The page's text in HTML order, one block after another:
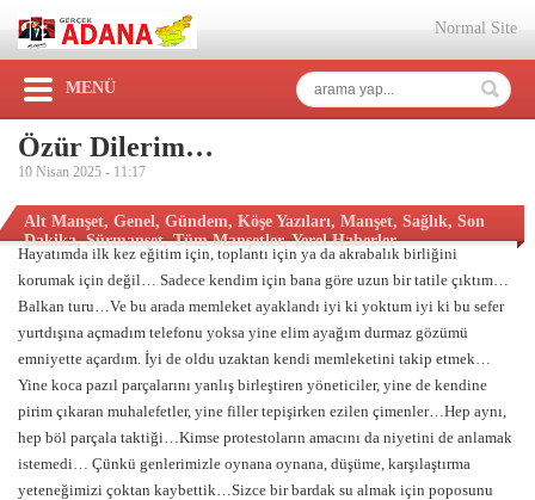
Normal Site
MENÜ
Özür Dilerim…
10 Nisan 2025 - 11:17
Alt Manşet, Genel, Gündem, Köşe Yazıları, Manşet, Sağlık, Son
Dakika,Sürmanşet,Tüm Manşetler,Yerel Haberler
Hayatımda ilk kez eğitim için, toplantı için ya da akrabalık birliğini
korumak için değil… Sadece kendim için bana göre uzun bir tatile çıktım…
Balkan turu…Ve bu arada memleket ayaklandı iyi ki yoktum iyi ki bu sefer
yurtdışına açmadım telefonu yoksa yine elim ayağım durmaz gözümü
emniyette açardım. İyi de oldu uzaktan kendi memleketini takip etmek…
Yine koca pazıl parçalarını yanlış birleştiren yöneticiler, yine de kendine
pirim çıkaran muhalefetler, yine filler tepişirken ezilen çimenler…Hep aynı,
hep böl parçala taktiği…Kimse protestoların amacını da niyetini de anlamak
istemedi… Çünkü genlerimizle oynana oynana, düşüme, karşılaştırma
yeteneğimizi çoktan kaybettik…Sizce bir bardak su almak için poposunu